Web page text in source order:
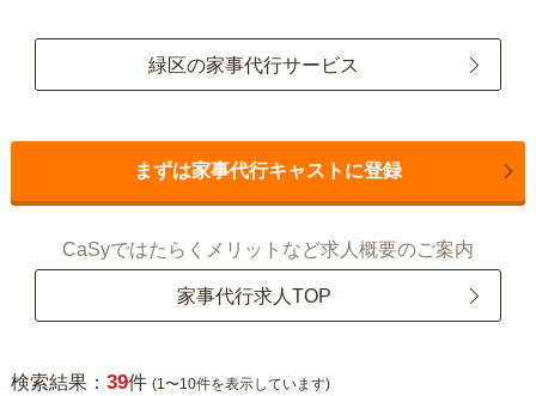
緑区の家事代行サービス
まずは家事代行キャストに登録
CaSyではたらくメリットなど求人概要のご案内
家事代行求人TOP
検索結果： 39件 (1〜10件を表示しています)